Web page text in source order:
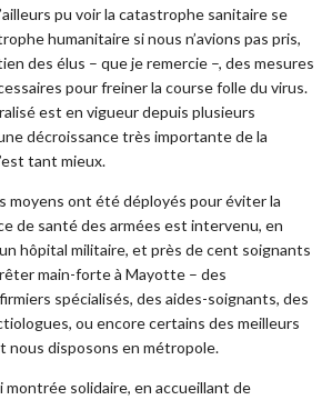
pu voir la catastrophe sanitaire se
humanitaire si nous n’avions pas pris,
des élus – que je remercie –, des mesures
pour freiner la course folle du virus.
est en vigueur depuis plusieurs
décroissance très importante de la
tant mieux.
moyens ont été déployés pour éviter la
de santé des armées est intervenu, en
hôpital militaire, et près de cent soignants
main-forte à Mayotte – des
spécialisés, des aides-soignants, des
ou encore certains des meilleurs
nous disposons en métropole.
montrée solidaire, en accueillant de